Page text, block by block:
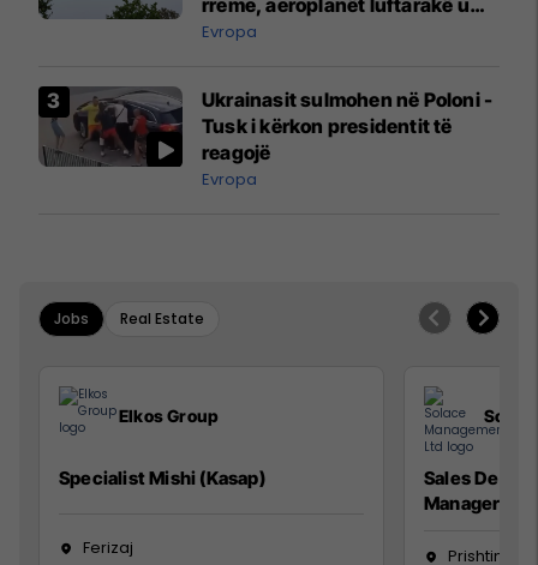
ngritën në ajër për të
Mançesterit
Evropa
Ukrainasit sulmohen në Poloni -
Tusk i kërkon presidentit të
reagojë
Evropa
Jobs Real Estate
Elkos Group
Specialist Mishi (Kasap)
Ferizaj
Sales
Manager
Prishtinë